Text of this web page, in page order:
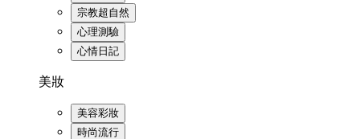
宗教超自然
心理測驗
心情日記
美妝
美容彩妝
時尚流行